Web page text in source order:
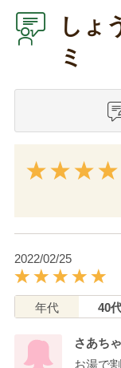
しょ
ミ
2022/02/25
年代 40
さあち
お湯で